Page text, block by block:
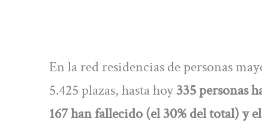
En la red residencias de personas
5.425 plazas, hasta hoy335 personas
167 han fallecido (el 30% del total) y